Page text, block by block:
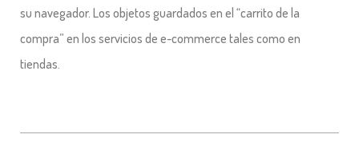
su navegador. Los objetos guardados en el “carrito de la
compra” en los servicios de e-commerce tales como en
tiendas.